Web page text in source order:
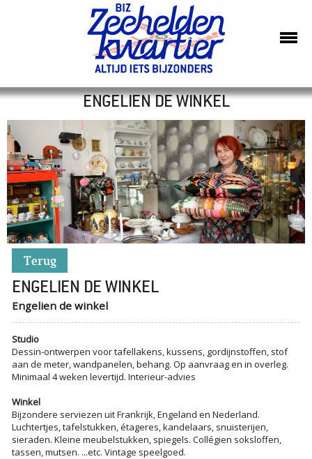
ENGELIEN DE WINKEL
Terug
ENGELIEN DE WINKEL
Engelien de winkel
Studio
Dessin-ontwerpen voor tafellakens, kussens, gordijnstoffen, stof
aan de meter, wandpanelen, behang. Op aanvraag en in overleg.
Minimaal 4 weken levertijd. Interieur-advies
Winkel
Bijzondere serviezen uit Frankrijk, Engeland en Nederland.
Luchtertjes, tafelstukken, étageres, kandelaars, snuisterijen,
sieraden. Kleine meubelstukken, spiegels. Collégien soksloffen,
tassen, mutsen. ...etc. Vintage speelgoed.